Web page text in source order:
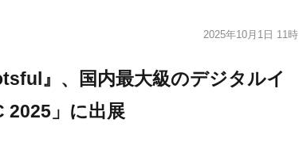
2025年10月1日 11時
』、国内最大級のデジタルイ
2025」に出展